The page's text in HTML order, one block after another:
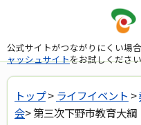
公式サイトがつながりにくい場
ャッシュサイトをお試しくださ
トップ> ライフイベント >
会> 第三次下野市教育大綱